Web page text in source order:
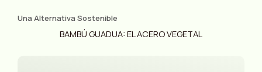
Una Alternativa Sostenible
BAMBÚ GUADUA: EL ACERO VEGETAL